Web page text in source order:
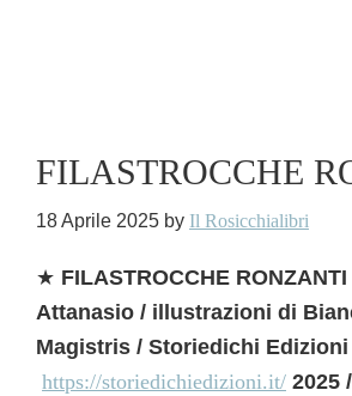
FILASTROCCHE
18 Aprile 2025 by Il Rosicchialibri
★ FILASTROCCHE
Attanasio / illustrazioni di
Magistris / Storiedichi Edizioni
https://storiedichiedizioni.it/ 2025